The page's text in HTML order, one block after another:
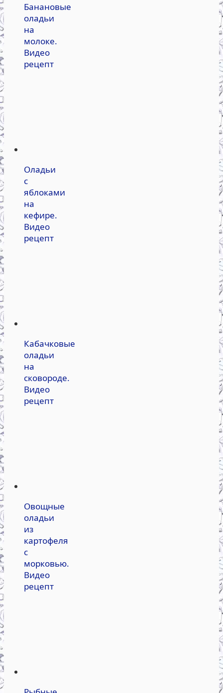
Банановые
оладьи
на
молоке.
Видео
рецепт
Оладьи
с
яблоками
на
кефире.
Видео
рецепт
Кабачковые
оладьи
на
сковороде.
Видео
рецепт
Овощные
оладьи
из
картофеля
с
морковью.
Видео
рецепт